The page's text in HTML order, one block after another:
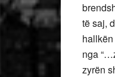
të saj,
nga
zyrën